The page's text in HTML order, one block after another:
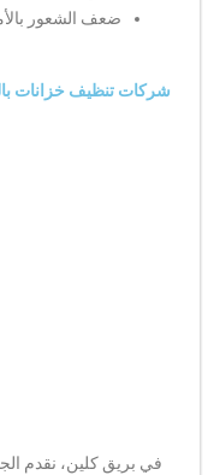
ضعف الشعور
شركات تنظيف خزانات
في بريق كلين، نقدم